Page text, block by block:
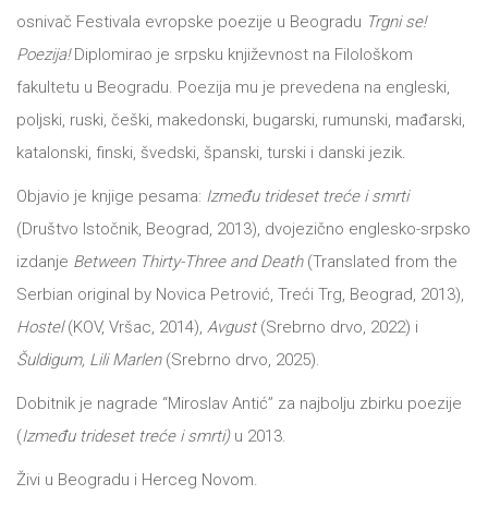
Star
tt
Sredozemlje
Papirna
pozornica
Hommage
12/19
NOVOSTI
GIFT
O
NAMA
KNJIŽARA
TREĆE
osnivač Festivala evropske poezije u Beogradu Trgni se!
Poezija!Diplomirao je srpsku književnost na Filološkom
fakultetu u Beogradu. Poezija mu je prevedena na engleski,
poljski, ruski, češki, makedonski, bugarski, rumunski, mađarski,
katalonski, finski, švedski, španski, turski i danski jezik.
Objavio je knjige pesama: Između trideset treće i smrti
(Društvo Istočnik, Beograd, 2013), dvojezično englesko-srpsko
izdanje Between Thirty-Three and Death(Translated from the
Serbian original by Novica Petrović, Treći Trg, Beograd, 2013),
Hostel(KOV, Vršac, 2014), Avgust(Srebrno drvo, 2022) i
Šuldigum, Lili Marlen(Srebrno drvo, 2025).
Dobitnik je nagrade “Miroslav Antić” za najbolju zbirku poezije
(Između trideset treće i smrti)u 2013.
Živi u Beogradu i Herceg Novom.